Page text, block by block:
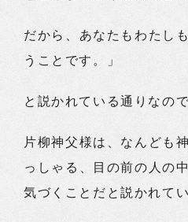
だから、あなたもわたし
うことです。」
と説かれている通りなので
片柳神父様は、なんども
っしゃる、目の前の人の
気づくことだと説かれてい